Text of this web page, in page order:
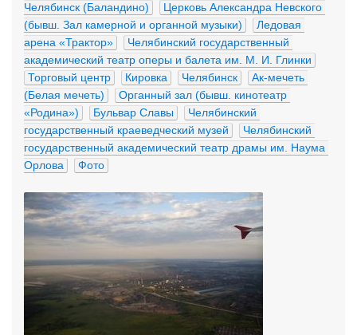
Челябинск (Баландино)
Церковь Александра Невского
(бывш. Зал камерной и органной музыки)
Ледовая
арена «Трактор»
Челябинский государственный
академический театр оперы и балета им. М. И. Глинки
Торговый центр
Кировка Челябинск
Ак-мечеть
(Белая мечеть)
Органный зал (бывш. кинотеатр
«Родина»)
Бульвар Славы
Челябинский
государственный краеведческий музей
Челябинский
государственный академический театр драмы им. Наума
Орлова
Фото